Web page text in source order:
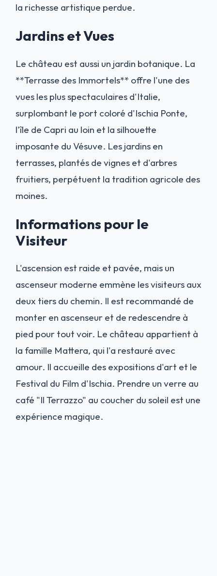
la richesse artistique perdue.
Jardins et Vues
Le château est aussi un jardin botanique. La
**Terrasse des Immortels** offre l'une des
vues les plus spectaculaires d'Italie,
surplombant le port coloré d'Ischia Ponte,
l'île de Capri au loin et la silhouette
imposante du Vésuve. Les jardins en
terrasses, plantés de vignes et d'arbres
fruitiers, perpétuent la tradition agricole des
moines.
Informations pour le
Visiteur
L'ascension est raide et pavée, mais un
ascenseur moderne emmène les visiteurs aux
deux tiers du chemin. Il est recommandé de
monter en ascenseur et de redescendre à
pied pour tout voir. Le château appartient à
la famille Mattera, qui l'a restauré avec
amour. Il accueille des expositions d'art et le
Festival du Film d'Ischia. Prendre un verre au
café "Il Terrazzo" au coucher du soleil est une
expérience magique.